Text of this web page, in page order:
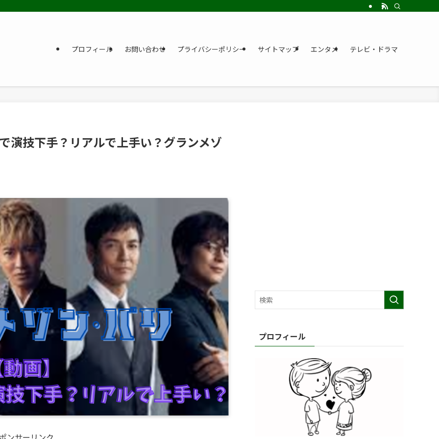
プロフィール お問い合わせ プライバシーポリシー サイトマップ エンタメ テレビ・ドラマ
演技下手？リアルで上手い？グランメゾ
プロフィール